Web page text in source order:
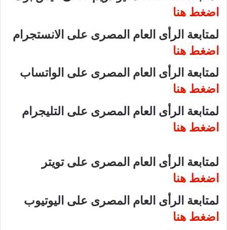
اضغط هنا
لمتابعة الرأى العام المصرى على الانستجرام
اضغط هنا
لمتابعة الرأى العام المصرى على الواتساب
اضغط هنا
لمتابعة الرأى العام المصرى على التليجرام
اضغط هنا
لمتابعة الرأى العام المصرى على تويتر
اضغط هنا
لمتابعة الرأى العام المصرى على اليوتيوب
اضغط هنا